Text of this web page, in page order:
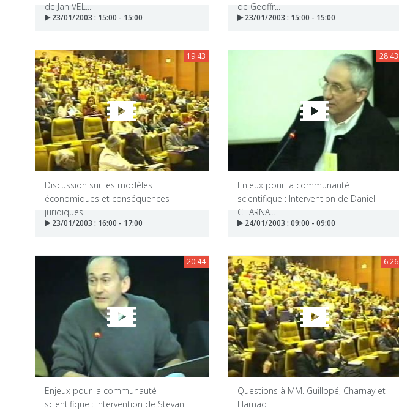
de Jan VEL...
23/01/2003 : 15:00 - 15:00
de Geoffr...
23/01/2003 : 15:00 - 15:00
19:43
Discussion sur les modèles
économiques et conséquences
juridiques
23/01/2003 : 16:00 - 17:00
28:43
Enjeux pour la communauté
scientifique : Intervention de Daniel
CHARNA...
24/01/2003 : 09:00 - 09:00
20:44
Enjeux pour la communauté
scientifique : Intervention de Stevan
6:26
Questions à MM. Guillopé, Charnay et
Harnad